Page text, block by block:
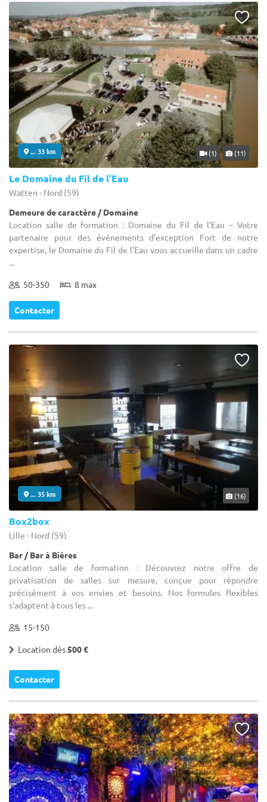
... 33 km (1) (11)
Le Domaine du Fil de l’Eau
Watten - Nord (59)
Demeure de caractère / Domaine
Location salle de formation : Domaine du Fil de l’Eau – Votre
partenaire pour des événements d’exception Fort de notre
expertise, le Domaine du Fil de l’Eau vous accueille dans un cadre
...
50-350 8 max
Contacter
... 35 km (16)
Box2box
Lille - Nord (59)
Bar / Bar à Bières
Location salle de formation : Découvrez notre offre de
privatisation de salles sur mesure, conçue pour répondre
précisément à vos envies et besoins. Nos formules flexibles
s'adaptent à tous les ...
15-150
Location dès500 €
Contacter